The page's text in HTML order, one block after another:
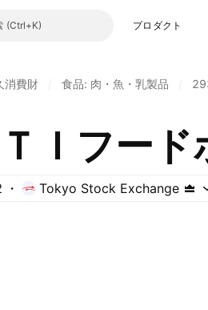
プロダクト
消費財 食品: 肉・魚・乳製品
Ｉフー
Tokyo Stock Exchange